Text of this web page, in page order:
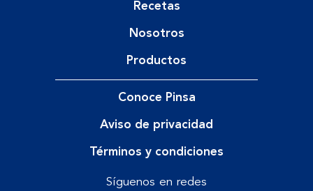
Recetas
Nosotros
Productos
Conoce Pinsa
Aviso de privacidad
Términos y condiciones
Síguenos en redes